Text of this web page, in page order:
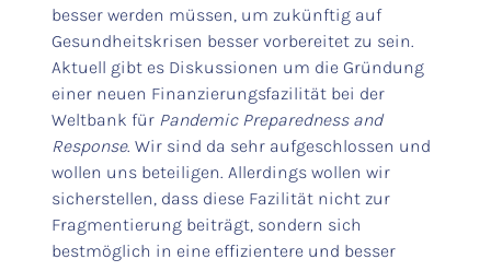
besser werden müssen, um zukünftig auf
Gesundheitskrisen besser vorbereitet zu sein.
Aktuell gibt es Diskussionen um die Gründung
einer neuen Finanzierungsfazilität bei der
Weltbank für Pandemic Preparedness and
Response. Wir sind da sehr aufgeschlossen und
wollen uns beteiligen. Allerdings wollen wir
sicherstellen, dass diese Fazilität nicht zur
Fragmentierung beiträgt, sondern sich
bestmöglich in eine effizientere und besser